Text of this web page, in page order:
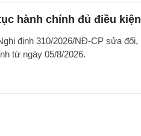
hành chính đủ điều
định 310/2026/NĐ-CP sửa
từ ngày 05/8/2026.